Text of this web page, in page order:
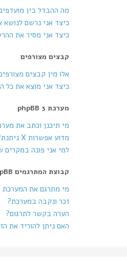
מה ההבדל בין
כיצד אני נרשם לנושא
כיצד אני מסיר את
קבצים מצורפים
אלו מין קבצים
כיצד אני מוצא את כל
מערכת phpBB 3
מי תיכנן וכתב את
מדוע אפשרות X ניתנת?
למי אני פונה במקרים
קבוצת המתרגמים phpBB הישראלי
מי מתרגם את המערכת
זכר ונקבה במערכת?
הערה בקשר לתרגום?
האם ניתן להוריד את